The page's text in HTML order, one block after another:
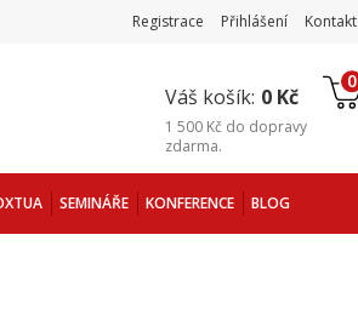
Registrace Přihlášení Kontakt
Váš košík: 0 Kč
0
1 500 Kč do dopravy
zdarma.
SEMINÁŘE KONFERENCE BLOG